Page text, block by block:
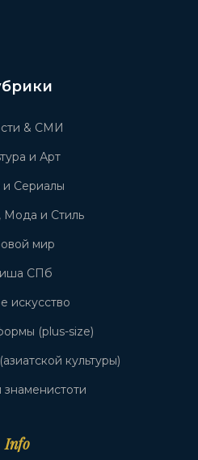
& СМИ
и Арт
и Сериалы
Мода и Стиль
мир
СПб
искусство
(plus-size)
культуры)
Info